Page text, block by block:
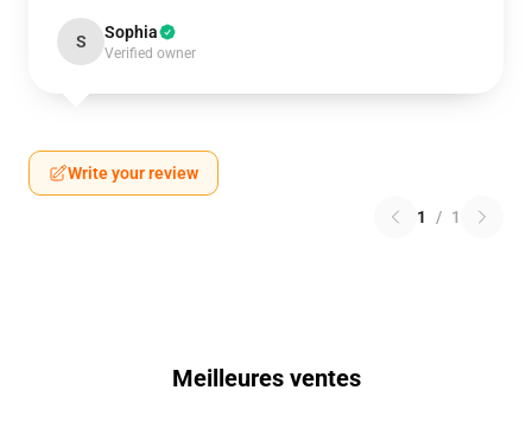
S Sophia
Verified owner
Write your review
1 / 1
Meilleures ventes